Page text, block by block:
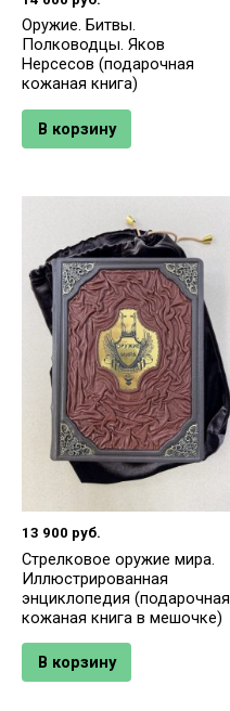
Оружие. Битвы.
Полководцы. Яков
Нерсесов (подарочная
кожаная книга)
В корзину
13 900 руб.
Стрелковое оружие мира.
Иллюстрированная
энциклопедия (подарочная
кожаная книга в мешочке)
В корзину